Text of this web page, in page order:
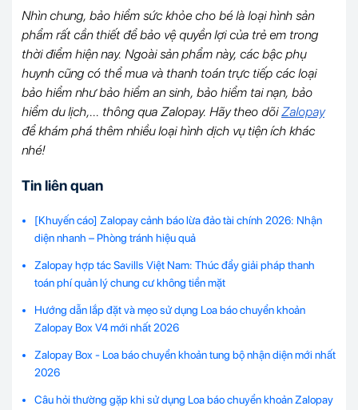
Nhìn chung, bảo hiểm sức khỏe cho bé là loại hình sản
phẩm rất cần thiết để bảo vệ quyền lợi của trẻ em trong
thời điểm hiện nay. Ngoài sản phẩm này, các bậc phụ
huynh cũng có thể mua và thanh toán trực tiếp các loại
bảo hiểm như bảo hiểm an sinh, bảo hiểm tai nạn, bảo
hiểm du lịch,... thông qua Zalopay. Hãy theo dõiZalopay
để khám phá thêm nhiều loại hình dịch vụ tiện ích khác
nhé!
Tin liên quan
[Khuyến cáo] Zalopay cảnh báo lừa đảo tài chính 2026: Nhận
diện nhanh – Phòng tránh hiệu quả
Zalopay hợp tác Savills Việt Nam: Thúc đẩy giải pháp thanh
toán phí quản lý chung cư không tiền mặt
Hướng dẫn lắp đặt và mẹo sử dụng Loa báo chuyển khoản
Zalopay Box V4 mới nhất 2026
Zalopay Box - Loa báo chuyển khoản tung bộ nhận diện mới nhất
2026
Câu hỏi thường gặp khi sử dụng Loa báo chuyển khoản Zalopay